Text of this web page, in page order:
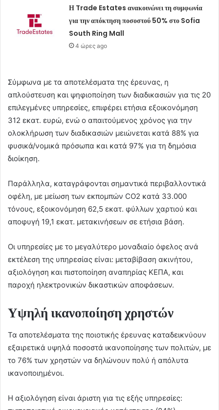
Η Trade Estates ανακοινώνει τη συμφωνία
για την απόκτηση ποσοστού 50% στο Sofia
South Ring Mall
4 ώρες ago
Σύμφωνα με τα αποτελέσματα της έρευνας, η
απλούστευση και ψηφιοποίηση των διαδικασιών για τις 20
επιλεγμένες υπηρεσίες, επιφέρει ετήσια εξοικονόμηση
312 εκατ. ευρώ, ενώ ο απαιτούμενος χρόνος για την
ολοκλήρωση των διαδικασιών μειώνεται κατά 88% για
φυσικά/νομικά πρόσωπα και κατά 97% για τη δημόσια
διοίκηση.
Παράλληλα, καταγράφονται σημαντικά περιβαλλοντικά
οφέλη, με μείωση των εκπομπών CO2 κατά 33.000
τόνους, εξοικονόμηση 62,5 εκατ. φύλλων χαρτιού και
αποφυγή 19,1 εκατ. μετακινήσεων σε ετήσια βάση.
Οι υπηρεσίες με το μεγαλύτερο μοναδιαίο όφελος ανά
εκτέλεση της υπηρεσίας είναι: μεταβίβαση ακινήτου,
αξιολόγηση και πιστοποίηση αναπηρίας ΚΕΠΑ, και
παροχή ηλεκτρονικών δικαστικών αποφάσεων.
Υψηλή ικανοποίηση χρηστών
Τα αποτελέσματα της ποιοτικής έρευνας καταδεικνύουν
εξαιρετικά υψηλά ποσοστά ικανοποίησης των πολιτών, με
το 76% των χρηστών να δηλώνουν πολύ ή απόλυτα
ικανοποιημένοι.
Η αξιολόγηση είναι άριστη για τις εξής υπηρεσίες: